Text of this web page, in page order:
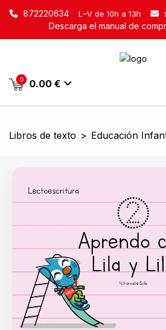
872220634 L–V de 10h a 13h
Descarga el manual de
0 0.00 €
Libros de texto > Educación